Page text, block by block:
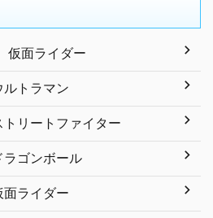
面ライダー
トラマン
リートファイター
ゴンボール
ライダー